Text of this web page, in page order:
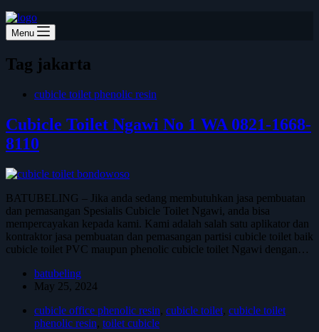
Menu
Tag jakarta
cubicle toilet phenolic resin
Cubicle Toilet Ngawi No 1 WA 0821-1668-
8110
BATUBELING – Jika anda sedang membutuhkan jasa pembuatan
dan pemasangan Spesialis Cubicle Toilet Ngawi, anda bisa
mempercayakan kepada kami. Kami adalah salah satu aplikator dan
kontraktor jasa pembuatan dan pemasangan partisi cubicle toilet baik
cubicle toilet PVC maupun phenolic cubicle toilet Ngawi dengan…
batubeling
May 25, 2024
cubicle office phenolic resin, cubicle toilet, cubicle toilet
phenolic resin, toilet cubicle